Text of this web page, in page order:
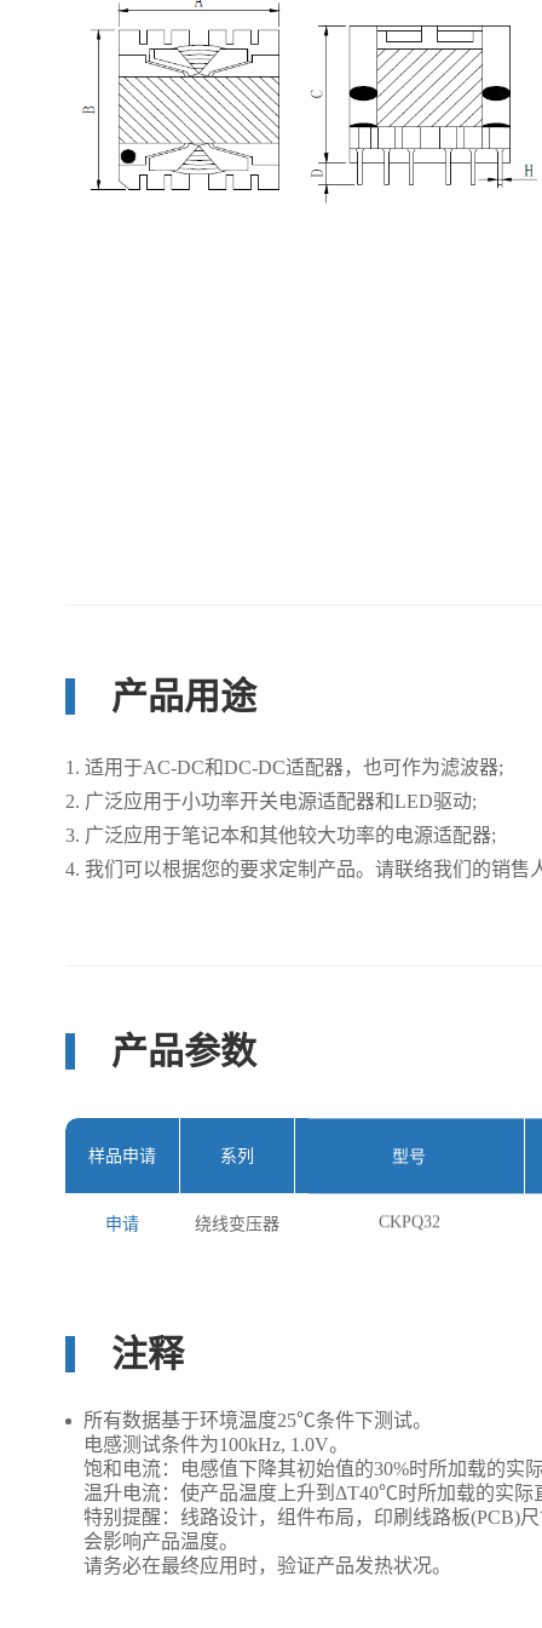
产品用途
1. 适用于AC-DC和DC-DC适配器，也可作为滤波器;
2. 广泛应用于小功率开关电源适配器和LED驱动;
3. 广泛应用于笔记本和其他较大功率的电源适配器;
4. 我们可以根据您的要求定制产品。请联络我们的销售
产品参数
样品申请 系列 型号
申请 绕线变压器 CKPQ32
注释
所有数据基于环境温度25℃条件下测试。
电感测试条件为100kHz, 1.0V。
饱和电流：电感值下降其初始值的30%时所加载的实
温升电流：使产品温度上升到ΔT40℃时所加载的实际
特别提醒：线路设计，组件布局，印刷线路板(PCB)
会影响产品温度。
请务必在最终应用时，验证产品发热状况。